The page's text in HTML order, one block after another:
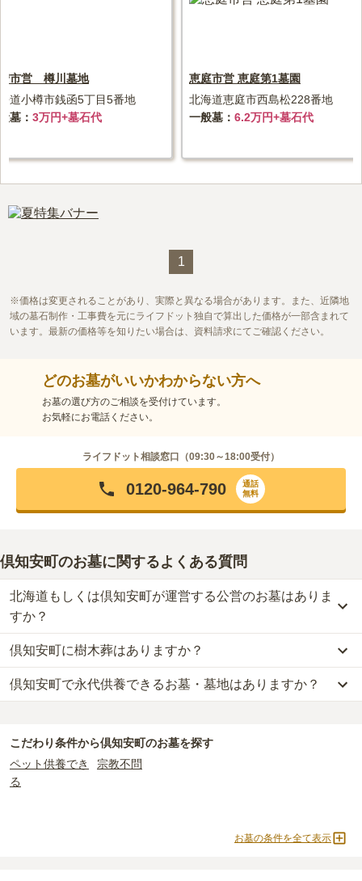
市営 樽川墓地
道小樽市銭函5丁目5番地
墓
3万円+墓石代
恵庭市営 恵庭第1墓園
北海道恵庭市西島松228番地
一般墓
6.2万円+墓石代
1
価格は変更されることがあり、実際と異なる場合があります。また、近隣地
域の墓石制作・工事費を元にライフドット独自で算出した価格が一部含まれて
います。最新の価格等を知りたい場合は、資料請求にてご確認ください。
どのお墓がいいかわからない方へ
お墓の選び方のご相談を受付けています。
お気軽にお電話ください。
ライフドット相談窓口（09:30～18:00受付）
0120-964-790
通話
無料
倶知安町のお墓に関するよくある質問
北海道もしくは倶知安町が運営する公営のお墓はありま
すか？
倶知安町には、公営の霊園の掲載がありません。
一方で、北海道内には、県または市区町村が運営する公営の霊園が
440件あります。
れているケースがほとんどです。
主な条件として、遺骨がすでにある、該当の市区町村に一定年数以
上住んでいるなどが挙げられます。
契約条件の詳細は、各霊園のページをご確認いただくか、資料請求
倶知安町に樹木葬はありますか？
倶知安町には、樹木葬の掲載がありません。
自然葬をお考えの場合は、海洋散骨もご検討ください。
倶知安町で永代供養できるお墓・墓地はありますか？
永代供養をお考えの場合は、海洋散骨もご検討ください。
こだわり条件から倶知安町のお墓を探す
ペット供養でき
る
宗教不問
お墓の条件を全て表示